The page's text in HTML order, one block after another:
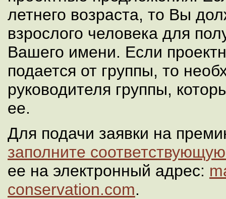
летнего возраста, то Вы
взрослого человека для
Вашего имени. Если
подается от группы, то
руководителя группы,
ее.
Для подачи заявки на
заполните
ее на электронный адрес:
conservation.com.